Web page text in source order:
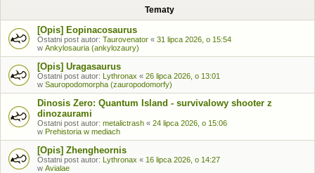
Tematy
[Opis] Eopinacosaurus
Ostatni post autor: Taurovenator « 31 lipca 2026, o 15:54
w Ankylosauria (ankylozaury)
[Opis] Uragasaurus
Ostatni post autor: Lythronax « 26 lipca 2026, o 13:01
w Sauropodomorpha (zauropodomorfy)
Dinosis Zero: Quantum Island - survivalowy shooter z
dinozaurami
Ostatni post autor: metalictrash « 24 lipca 2026, o 15:06
w Prehistoria w mediach
[Opis] Zhengheornis
Ostatni post autor: Lythronax « 16 lipca 2026, o 14:27
w Avialae